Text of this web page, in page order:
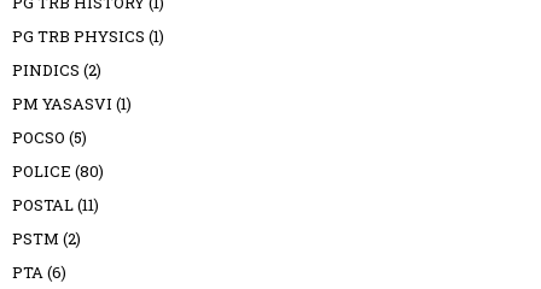
PG TRB PHYSICS (1)
PINDICS (2)
PM YASASVI (1)
POCSO (5)
POLICE (80)
POSTAL(11)
PSTM (2)
PTA(6)